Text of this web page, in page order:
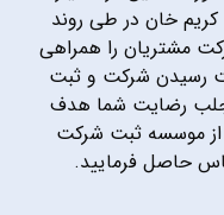
خان در طی روند
مشتریان را همراهی
رسیدن شرکت و ثبت
جلب رضایت شما هدف
موسسه ثبت شرکت